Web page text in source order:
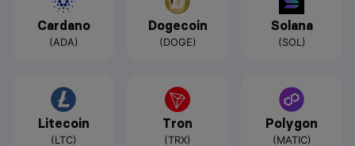
Cardano
(ADA)
Dogecoin
(DOGE)
Solana
(SOL)
Litecoin
(LTC)
Tron
(TRX)
Polygon
(MATIC)